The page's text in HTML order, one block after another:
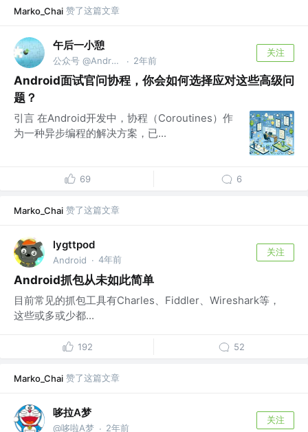
Marko_Chai 赞了这篇文章
午后一小憩
公众号 @Android补给站 · 2年前
关注
Android面试官问协程，你会如何选择应对这些高级问
题？
引言 在Android开发中，协程（Coroutines）作
为一种异步编程的解决方案，已...
69 6
Marko_Chai 赞了这篇文章
lygttpod
Android · 4年前
关注
Android抓包从未如此简单
目前常见的抓包工具有Charles、Fiddler、Wireshark等，
这些或多或少都...
192 52
Marko_Chai 赞了这篇文章
哆拉A梦
@哆啦A梦 · 2年前
关注